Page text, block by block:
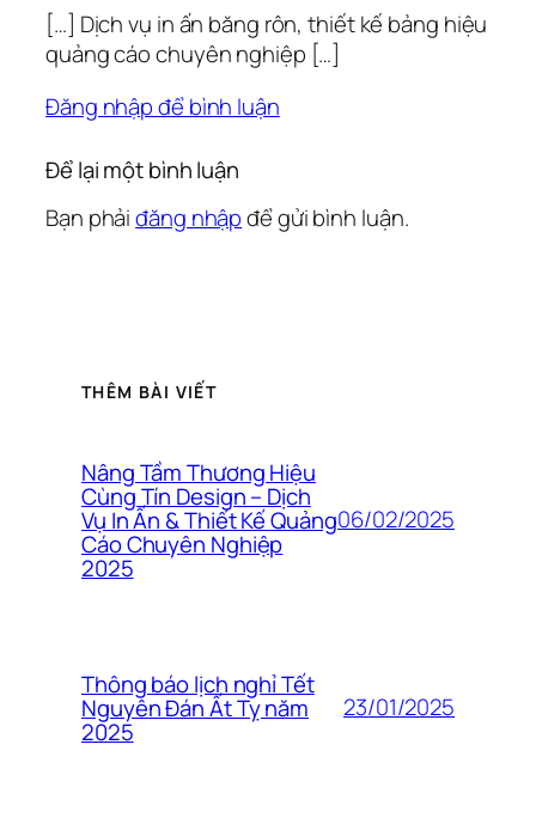
[…] Dịch vụ in ấn băng rôn, thiết kế bảng hiệu
quảng cáo chuyên nghiệp […]
Đăng nhập để bình luận
Để lại một bình luận
Bạn phảiđăng nhậpđể gửi bình luận.
THÊM BÀI VIẾT
Nâng Tầm Thương Hiệu
Cùng Tín Design – Dịch
Vụ In Ấn & Thiết Kế Quảng
Cáo Chuyên Nghiệp
2025
06/02/2025
Thông báo lịch nghỉ Tết
Nguyên Đán Ất Tỵ năm
2025
23/01/2025